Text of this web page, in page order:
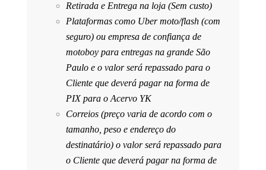
Retirada e Entrega na loja (Sem custo)
Plataformas como Uber moto/flash (com
seguro) ou empresa de confiança de
motoboy para entregas na grande São
Paulo e o valor será repassado para o
Cliente que deverá pagar na forma de
PIX para o Acervo YK
Correios (preço varia de acordo com o
tamanho, peso e endereço do
destinatário) o valor será repassado para
o Cliente que deverá pagar na forma de